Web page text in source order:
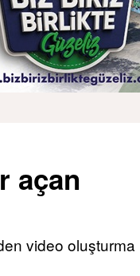
açan
video oluşturma